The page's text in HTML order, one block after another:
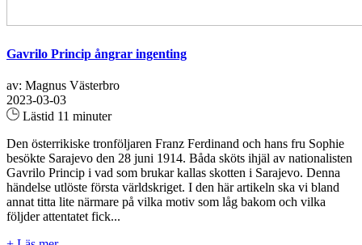
Gavrilo Princip ångrar ingenting
av: Magnus Västerbro
2023-03-03
Lästid 11 minuter
Den österrikiske tronföljaren Franz Ferdinand och hans fru Sophie
besökte Sarajevo den 28 juni 1914. Båda sköts ihjäl av nationalisten
Gavrilo Princip i vad som brukar kallas skotten i Sarajevo. Denna
händelse utlöste första världskriget. I den här artikeln ska vi bland
annat titta lite närmare på vilka motiv som låg bakom och vilka
följder attentatet fick...